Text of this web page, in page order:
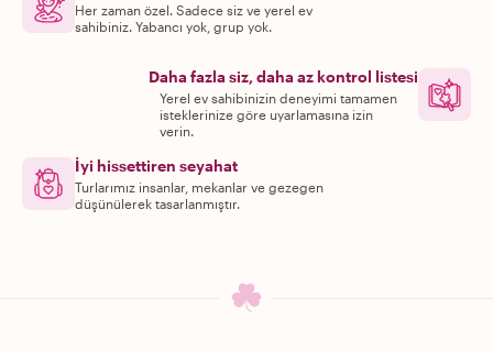
Her zaman özel. Sadece siz ve yerel ev
sahibiniz. Yabancı yok, grup yok.
Daha fazla siz, daha az kontrol listesi
Yerel ev sahibinizin deneyimi tamamen
isteklerinize göre uyarlamasına izin
verin.
İyi hissettiren seyahat
Turlarımız insanlar, mekanlar ve gezegen
düşünülerek tasarlanmıştır.